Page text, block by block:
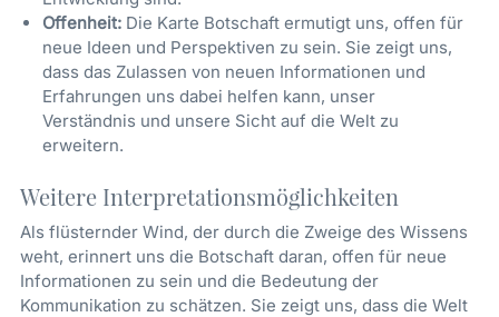
Offenheit: Die Karte Botschaft ermutigt uns, offen für
neue Ideen und Perspektiven zu sein. Sie zeigt uns,
dass das Zulassen von neuen Informationen und
Erfahrungen uns dabei helfen kann, unser
Verständnis und unsere Sicht auf die Welt zu
erweitern.
Weitere Interpretationsmöglichkeiten
Als flüsternder Wind, der durch die Zweige des Wissens
weht, erinnert uns die Botschaft daran, offen für neue
Informationen zu sein und die Bedeutung der
Kommunikation zu schätzen. Sie zeigt uns, dass die Welt